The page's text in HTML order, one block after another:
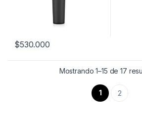
$530.000
Mostrando 1–15 de 17
1 2